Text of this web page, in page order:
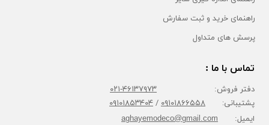
راهنمای خرید و ثبت سفارش
پرسش های متداول
تماس با ما :
دفتر فروش: ۴۶۱۳۷۹۷۳-۰۲۱
پشتیبانی: ۰۹۱۰۱۸۶۶۵۵۸/۰۹۱۰۱۸۵۳۴۰۴
ایمیل: aghayemodeco@gmail.com